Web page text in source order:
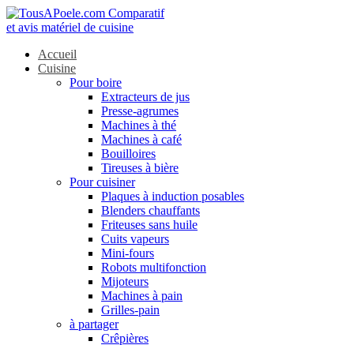
Accueil
Cuisine
Pour boire
Extracteurs de jus
Presse-agrumes
Machines à thé
Machines à café
Bouilloires
Tireuses à bière
Pour cuisiner
Plaques à induction posables
Blenders chauffants
Friteuses sans huile
Cuits vapeurs
Mini-fours
Robots multifonction
Mijoteurs
Machines à pain
Grilles-pain
à partager
Crêpières